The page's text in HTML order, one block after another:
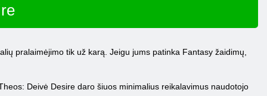
pralaimėjimo tik už karą. Jeigu jums patinka Fantasy žaidimų,
Deivė Desire daro šiuos minimalius reikalavimus naudotojo